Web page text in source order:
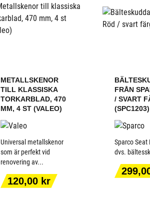
METALLSKENOR
TILL KLASSISKA
TORKARBLAD, 470
MM, 4 ST (VALEO)
Universal metallskenor
som är perfekt vid
renovering av...
Pris
120,00 kr
LÄGG TILL I
VARUKORGEN
FRÅN
/ SVART
(SPC1203)
Sparco Seat
dvs.
Pris